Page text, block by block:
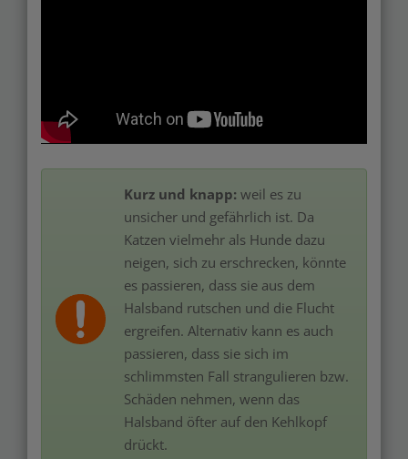
Kurz und knapp: weil es zu
unsicher und gefährlich ist. Da
Katzen vielmehr als Hunde dazu
neigen, sich zu erschrecken, könnte
es passieren, dass sie aus dem
Halsband rutschen und die Flucht
ergreifen. Alternativ kann es auch
passieren, dass sie sich im
schlimmsten Fall strangulieren bzw.
Schäden nehmen, wenn das
Halsband öfter auf den Kehlkopf
drückt.